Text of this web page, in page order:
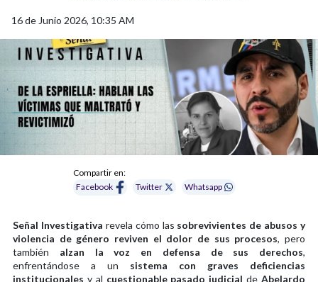
16 de Junio 2026, 10:35 AM
Compartir en:
Facebook
Twitter Whatsapp
Señal Investigativa revela cómo las sobrevivientes de abusos y
violencia de género reviven el dolor de sus procesos, pero
también alzan la voz en defensa de sus derechos,
enfrentándose a un sistema con graves deficiencias
institucionales y al cuestionable pasado judicialdeAbelardo